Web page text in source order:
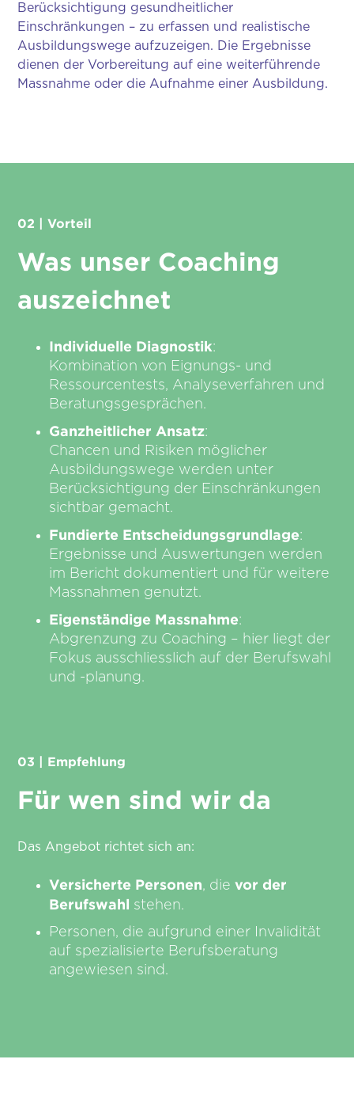
Berücksichtigung gesundheitlicher
Einschränkungen – zu erfassen und realistische
Ausbildungswege aufzuzeigen. Die Ergebnisse
dienen der Vorbereitung auf eine weiterführende
Massnahme oder die Aufnahme einer Ausbildung.
02 | Vorteil
Was unser Coaching
auszeichnet
Individuelle Diagnostik:
Kombination von Eignungs- und
Ressourcentests, Analyseverfahren und
Beratungsgesprächen.
Ganzheitlicher Ansatz:
Chancen und Risiken möglicher
Ausbildungswege werden unter
Berücksichtigung der Einschränkungen
sichtbar gemacht.
Fundierte Entscheidungsgrundlage:
Ergebnisse und Auswertungen werden
im Bericht dokumentiert und für weitere
Massnahmen genutzt.
Eigenständige Massnahme:
Abgrenzung zu Coaching – hier liegt der
Fokus ausschliesslich auf der Berufswahl
und -planung.
03 | Empfehlung
Für wen sind wir da
Das Angebot richtet sich an:
Versicherte Personen, dievor der
Berufswahl stehen.
Personen, die aufgrund einer Invalidität
auf spezialisierte Berufsberatung
angewiesen sind.